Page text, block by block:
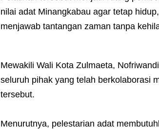
nilai adat Minangkabau agar tetap
menjawab tantangan zaman tanpa
Mewakili Wali Kota Zulmaeta,
seluruh pihak yang telah berkolaborasi
tersebut.
Menurutnya, pelestarian adat